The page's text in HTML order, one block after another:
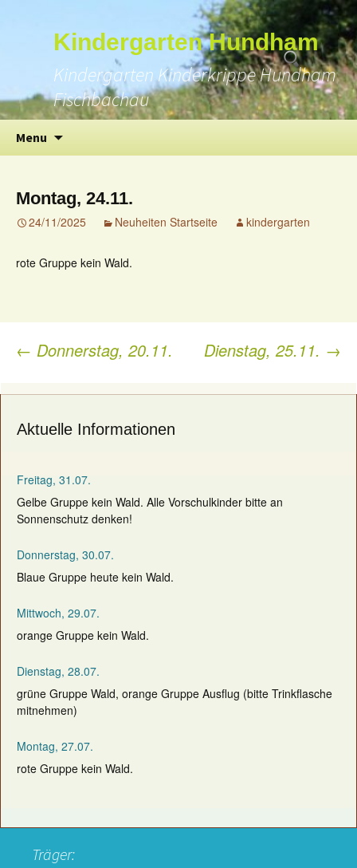
Kindergarten Hundham
Kindergarten Kinderkrippe Hundham
Fischbachau
Menu
content
Suchen
nach:
Montag, 24.11.
24/11/2025 Neuheiten Startseite kindergarten
rote Gruppe kein Wald.
Post
← Donnerstag, 20.11. Dienstag, 25.11. →
Aktuelle Informationen
Freitag, 31.07.
Gelbe Gruppe kein Wald. Alle Vorschulkinder bitte an
Sonnenschutz denken!
Donnerstag, 30.07.
Blaue Gruppe heute kein Wald.
Mittwoch, 29.07.
orange Gruppe kein Wald.
Dienstag, 28.07.
grüne Gruppe Wald, orange Gruppe Ausflug (bitte Trinkflasche
mitnehmen)
Montag, 27.07.
rote Gruppe kein Wald.
Träger: